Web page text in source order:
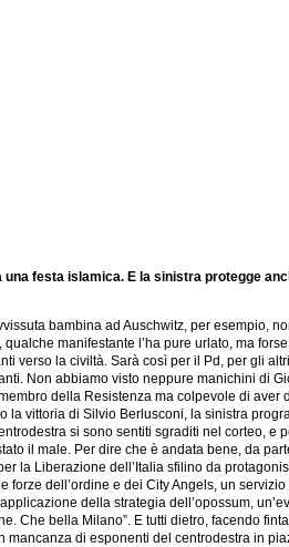
festa islamica. E la sinistra protegge
bambina ad Auschwitz, per esempio,
manifestante l’ha pure urlato, ma
verso la civiltà. Sarà così per il Pd, per gli
Non abbiamo visto neppure manichini di
della Resistenza ma colpevole di
vittoria di Silvio Berlusconi, la sinistra
si sono sentiti sgraditi nel corteo, e
il male. Per dire che è andata bene, da
la Liberazione dell’Italia sfilino da
dell’ordine e dei City Angels, un
della strategia dell’opossum,
Che bella Milano”. E tutti dietro, facendo
di esponenti del centrodestra in